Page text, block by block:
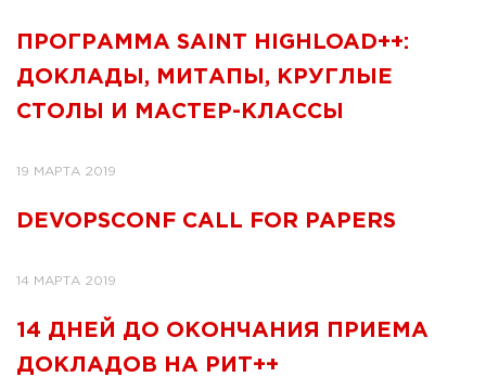
ПРОГРАММА SAINT HIGHLOAD++:
ДОКЛАДЫ, МИТАПЫ, КРУГЛЫЕ
СТОЛЫ И МАСТЕР-КЛАССЫ
19 МАРТА 2019
DEVOPSCONF CALL FOR PAPERS
14 МАРТА 2019
14 ДНЕЙ ДО ОКОНЧАНИЯ ПРИЕМА
ДОКЛАДОВ НА РИТ++